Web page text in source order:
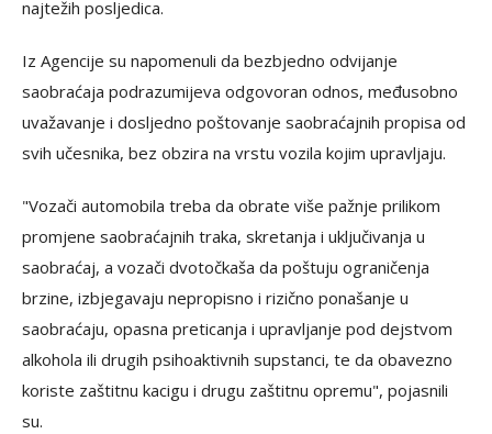
najtežih posljedica.
Iz Agencije su napomenuli da bezbjedno odvijanje
saobraćaja podrazumijeva odgovoran odnos, međusobno
uvažavanje i dosljedno poštovanje saobraćajnih propisa od
svih učesnika, bez obzira na vrstu vozila kojim upravljaju.
"Vozači automobila treba da obrate više pažnje prilikom
promjene saobraćajnih traka, skretanja i uključivanja u
saobraćaj, a vozači dvotočkaša da poštuju ograničenja
brzine, izbjegavaju nepropisno i rizično ponašanje u
saobraćaju, opasna preticanja i upravljanje pod dejstvom
alkohola ili drugih psihoaktivnih supstanci, te da obavezno
koriste zaštitnu kacigu i drugu zaštitnu opremu", pojasnili
su.